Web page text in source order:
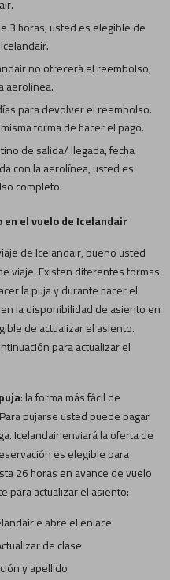
3 horas, usted es elegible de
no ofrecerá el reembolso,
aerolínea.
para devolver el reembolso.
forma de hacer el pago.
de salida/ llegada, fecha
con la aerolínea, usted es
completo.
el vuelo de Icelandair
de Icelandair, bueno usted
viaje. Existen diferentes formas
la puja y durante hacer el
la disponibilidad de asiento en
de actualizar el asiento.
para actualizar el
: la forma más fácil de
pujarse usted puede pagar
Icelandair enviará la oferta de
es elegible para
26 horas en avance de vuelo
para actualizar el asiento:
e abre el enlace
de clase
y apellido